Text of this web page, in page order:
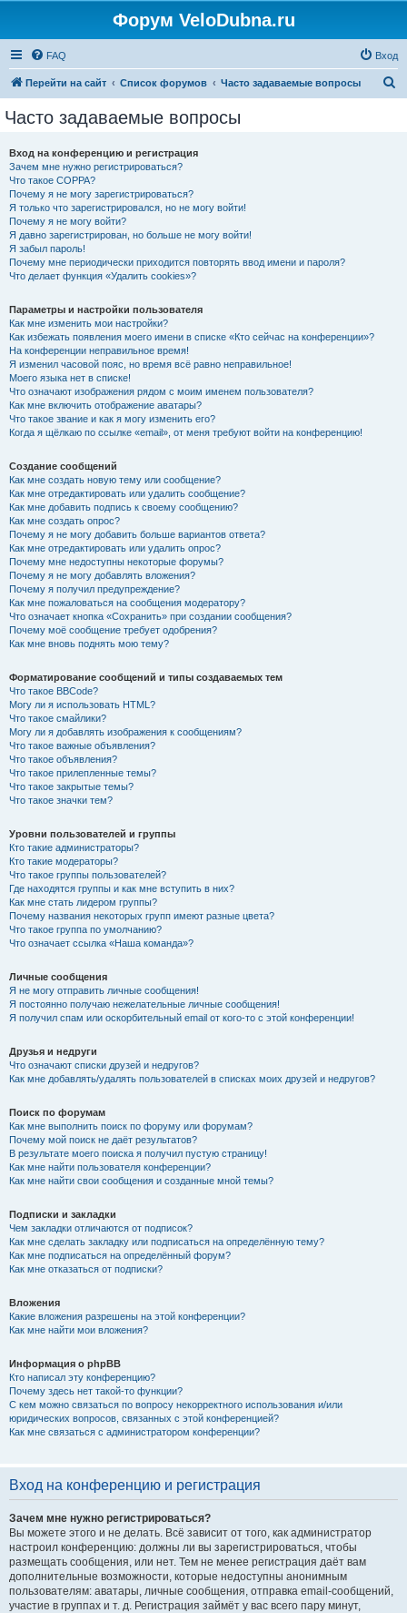
Форум VeloDubna.ru
FAQ Вход
Перейти на сайт Список форумов Часто задаваемые вопросы
Часто задаваемые вопросы
Вход на конференцию и регистрация
Зачем мне нужно регистрироваться?
Что такое COPPA?
Почему я не могу зарегистрироваться?
Я только что зарегистрировался, но не могу войти!
Почему я не могу войти?
Я давно зарегистрирован, но больше не могу войти!
Я забыл пароль!
Почему мне периодически приходится повторять ввод имени и пароля?
Что делает функция «Удалить cookies»?
Параметры и настройки пользователя
Как мне изменить мои настройки?
Как избежать появления моего имени в списке «Кто сейчас на конференции»?
На конференции неправильное время!
Я изменил часовой пояс, но время всё равно неправильное!
Моего языка нет в списке!
Что означают изображения рядом с моим именем пользователя?
Как мне включить отображение аватары?
Что такое звание и как я могу изменить его?
Когда я щёлкаю по ссылке «email», от меня требуют войти на конференцию!
Создание сообщений
Как мне создать новую тему или сообщение?
Как мне отредактировать или удалить сообщение?
Как мне добавить подпись к своему сообщению?
Как мне создать опрос?
Почему я не могу добавить больше вариантов ответа?
Как мне отредактировать или удалить опрос?
Почему мне недоступны некоторые форумы?
Почему я не могу добавлять вложения?
Почему я получил предупреждение?
Как мне пожаловаться на сообщения модератору?
Что означает кнопка «Сохранить» при создании сообщения?
Почему моё сообщение требует одобрения?
Как мне вновь поднять мою тему?
Форматирование сообщений и типы создаваемых тем
Что такое BBCode?
Могу ли я использовать HTML?
Что такое смайлики?
Могу ли я добавлять изображения к сообщениям?
Что такое важные объявления?
Что такое объявления?
Что такое прилепленные темы?
Что такое закрытые темы?
Что такое значки тем?
Уровни пользователей и группы
Кто такие администраторы?
Кто такие модераторы?
Что такое группы пользователей?
Где находятся группы и как мне вступить в них?
Как мне стать лидером группы?
Почему названия некоторых групп имеют разные цвета?
Что такое группа по умолчанию?
Что означает ссылка «Наша команда»?
Личные сообщения
Я не могу отправить личные сообщения!
Я постоянно получаю нежелательные личные сообщения!
Я получил спам или оскорбительный email от кого-то с этой конференции!
Друзья и недруги
Что означают списки друзей и недругов?
Как мне добавлять/удалять пользователей в списках моих друзей и недругов?
Поиск по форумам
Как мне выполнить поиск по форуму или форумам?
Почему мой поиск не даёт результатов?
В результате моего поиска я получил пустую страницу!
Как мне найти пользователя конференции?
Как мне найти свои сообщения и созданные мной темы?
Подписки и закладки
Чем закладки отличаются от подписок?
Как мне сделать закладку или подписаться на определённую тему?
Как мне подписаться на определённый форум?
Как мне отказаться от подписки?
Вложения
Какие вложения разрешены на этой конференции?
Как мне найти мои вложения?
Информация о phpBB
Кто написал эту конференцию?
Почему здесь нет такой-то функции?
С кем можно связаться по вопросу некорректного использования и/или
юридических вопросов, связанных с этой конференцией?
Как мне связаться с администратором конференции?
Вход на конференцию и регистрация
Зачем мне нужно регистрироваться?
Вы можете этого и не делать. Всё зависит от того, как администратор
настроил конференцию: должны ли вы зарегистрироваться, чтобы
размещать сообщения, или нет. Тем не менее регистрация даёт вам
дополнительные возможности, которые недоступны анонимным
пользователям: аватары, личные сообщения, отправка email-сообщений,
участие в группах и т. д. Регистрация займёт у вас всего пару минут,